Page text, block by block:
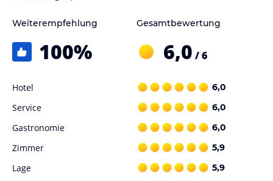
Weiterempfehlung
100%
Gesamtbewertung
6,0 / 6
Hotel 6,0
Service 6,0
Gastronomie 6,0
Zimmer 5,9
Lage 5,9